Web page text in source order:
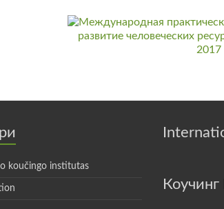
koučingo institutas